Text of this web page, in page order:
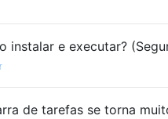
instalar e executar?
de tarefas se torna